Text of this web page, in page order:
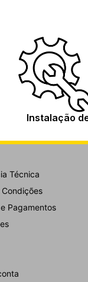
Instalação
Técnica
Pagamentos